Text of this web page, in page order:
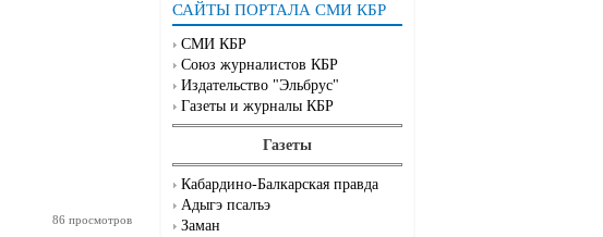
САЙТЫ ПОРТАЛА СМИ КБР
СМИ КБР
Союз журналистов КБР
Издательство "Эльбрус"
Газеты и журналы КБР
Газеты
Кабардино-Балкарская правда
Адыгэ псалъэ
Заман
86 просмотров